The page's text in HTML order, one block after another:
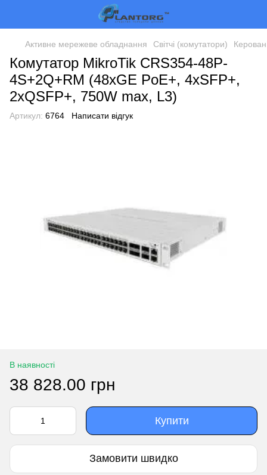
Активне мережеве обладнання Світчі (комутатори)
Комутатор MikroTik CRS354-48P-
4S+2Q+RM (48xGE PoE+, 4xSFP+,
2xQSFP+, 750W max, L3)
Артикул: 6764 Написати відгук
В наявності
38 828.00 грн
Купити
Замовити швидко